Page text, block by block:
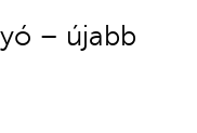
– újabb